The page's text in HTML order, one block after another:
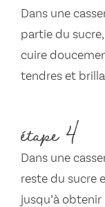
Dans une
partie du
cuire
tendres et
étape 4
Dans une
reste du sucre
jusqu’à